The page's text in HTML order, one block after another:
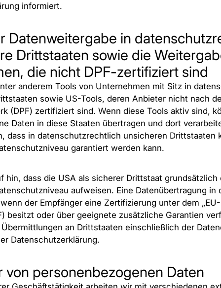
informiert.
Datenweitergabe in
Drittstaaten sowie die
die nicht DPF-zertifiziert sind
anderem Tools von Unternehmen mit Sitz in
sowie US-Tools, deren Anbieter nicht nach
(DPF) zertifiziert sind. Wenn diese Tools aktiv sind,
Daten in diese Staaten übertragen und dort
dass in datenschutzrechtlich unsicheren Drittstaaten
garantiert werden kann.
hin, dass die USA als sicherer Drittstaat grundsätzlich
aufweisen. Eine Datenübertragung in
der Empfänger eine Zertifizierung unter dem
besitzt oder über geeignete zusätzliche Garantien
an Drittstaaten einschließlich der
Datenschutzerklärung.
von personenbezogenen Daten